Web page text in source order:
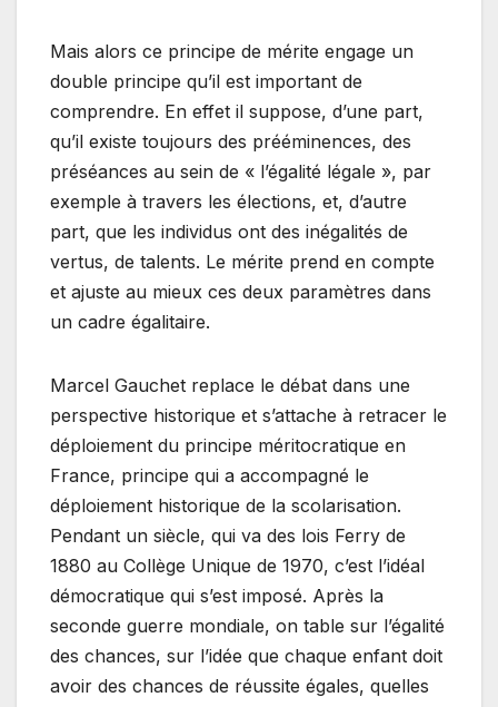
Mais alors ce principe de mérite engage un
double principe qu’il est important de
comprendre. En effet il suppose, d’une part,
qu’il existe toujours des prééminences, des
préséances au sein de « l’égalité légale », par
exemple à travers les élections, et, d’autre
part, que les individus ont des inégalités de
vertus, de talents. Le mérite prend en compte
et ajuste au mieux ces deux paramètres dans
un cadre égalitaire.
Marcel Gauchet replace le débat dans une
perspective historique et s’attache à retracer le
déploiement du principe méritocratique en
France, principe qui a accompagné le
déploiement historique de la scolarisation.
Pendant un siècle, qui va des lois Ferry de
1880 au Collège Unique de 1970, c’est l’idéal
démocratique qui s’est imposé. Après la
seconde guerre mondiale, on table sur l’égalité
des chances, sur l’idée que chaque enfant doit
avoir des chances de réussite égales, quelles